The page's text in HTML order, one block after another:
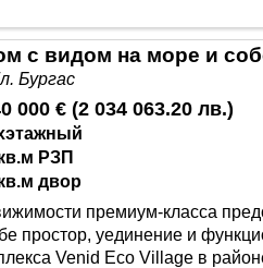
Бургас
000 € (2 034 063.20 лв.)
РЗП
двор
премиум-класса
простор, уединение и
Venid Eco Village в